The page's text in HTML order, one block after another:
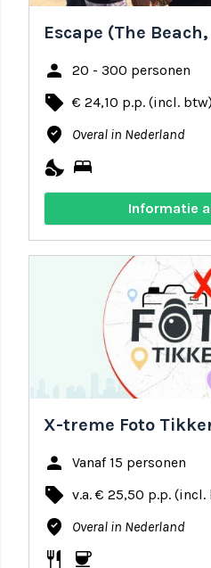
Escape (The
person 20 - 300 personen
local_offer € 24,10 p.p. (incl. btw)
where_to_vote Overal in Nederland
nights_stay bed
Informatie
X-treme Foto
person Vanaf 15 personen
local_offer v.a. € 25,50 p.p. (incl.
where_to_vote Overal in Nederland
restaurant coffee